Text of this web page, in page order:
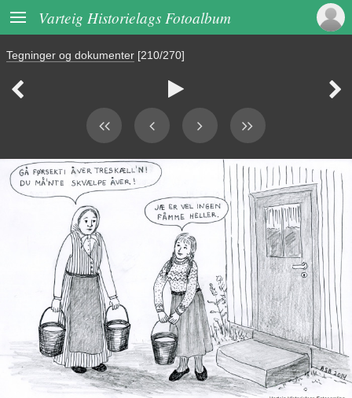
 Varteig Historielags Fotoalbum
Tegninger og dokumenter [210/270]
  